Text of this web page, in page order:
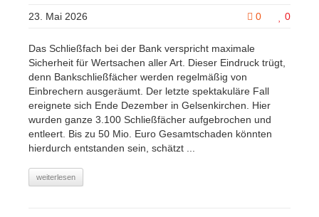
0 0
23. Mai 2026
Das Schließfach bei der Bank verspricht maximale
Sicherheit für Wertsachen aller Art. Dieser Eindruck trügt,
denn Bankschließfächer werden regelmäßig von
Einbrechern ausgeräumt. Der letzte spektakuläre Fall
ereignete sich Ende Dezember in Gelsenkirchen. Hier
wurden ganze 3.100 Schließfächer aufgebrochen und
entleert. Bis zu 50 Mio. Euro Gesamtschaden könnten
hierdurch entstanden sein, schätzt ...
weiterlesen